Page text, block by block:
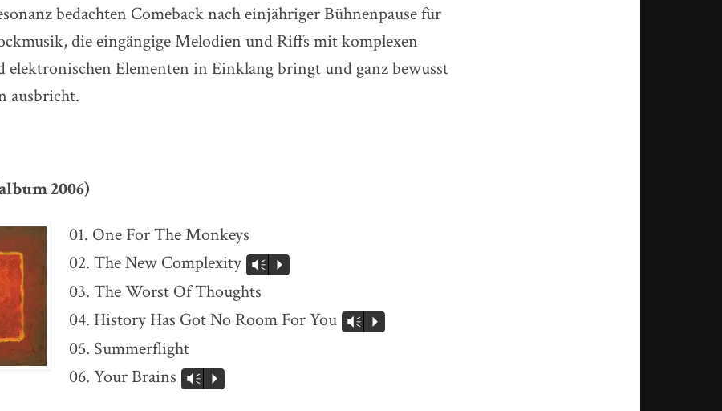
bedachten Comeback nach einjähriger Bühnenpause für
die eingängige Melodien und Riffs mit komplexen
elektronischen Elementen in Einklang bringt und ganz bewusst
ausbricht.
2006)
01. One For The Monkeys
02. The New Complexity
Vm P
03. The Worst Of Thoughts
04. History Has Got No Room For You
Vm P
05. Summerflight
06. Your Brains
Vm P